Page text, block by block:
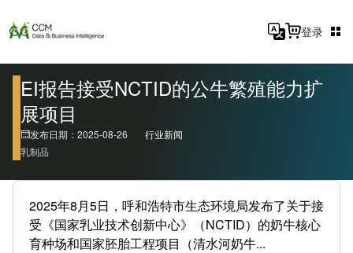
登录
EI报告接受NCTID的公牛繁殖能力扩
展项目
发布日期：2025-08-26
行业新闻
乳制品
2025年8月5日，呼和浩特市生态环境局发布了关于接
受《国家乳业技术创新中心》（NCTID）的奶牛核心
育种场和国家胚胎工程项目（清水河奶牛...